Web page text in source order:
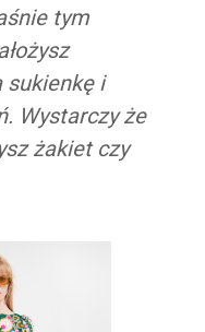
tym
sukienkę i
Wystarczy że
żakiet czy